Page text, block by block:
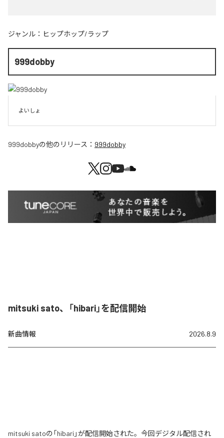
ジャンル： ヒップホップ/ラップ
999dobby
よいしょ
999dobbyの他のリリース： 999dobby
mitsuki sato、「hibari」を配信開始
新曲情報 2026.8.9
mitsuki satoの「hibari」が配信開始された。今回デジタル配信され